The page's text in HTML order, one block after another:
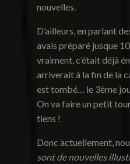
nouvelles.
D’ailleurs, en parlant
avais préparé jusque
vraiment, c’était déjà
arriverait à la fin de la
est tombé… le 3ème
On va faire un petit
tiens !
Donc actuellement,
sont de nouvelles